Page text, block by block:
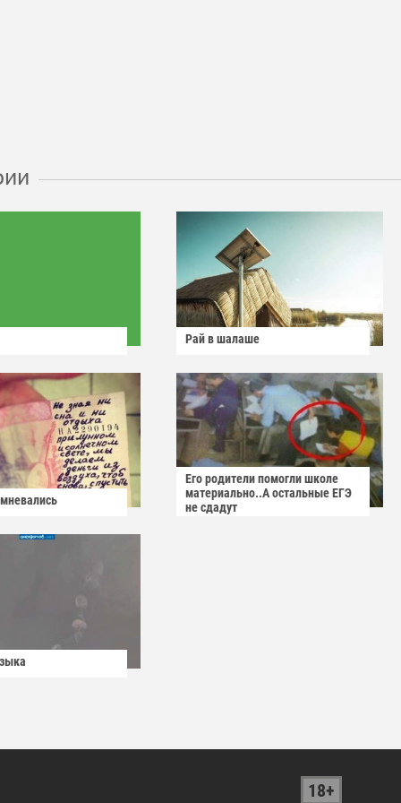
Рай в шалаше
Его родители помогли школе
материально..А остальные ЕГЭ
не сдадут
18+